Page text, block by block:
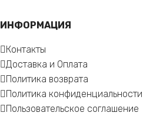
ИНФОРМАЦИЯ
Контакты
Доставка и Оплата
Политика возврата
Политика конфиденциальности
Пользовательское соглашение